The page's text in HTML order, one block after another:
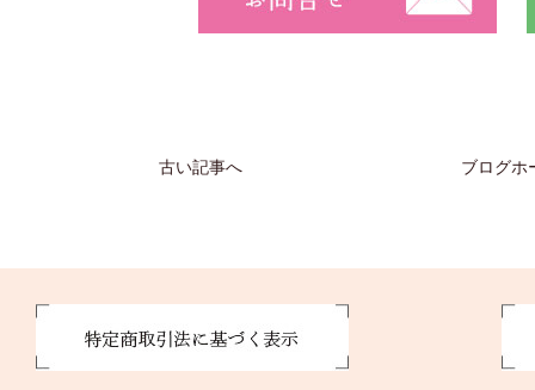
古い記事へ ブログホ